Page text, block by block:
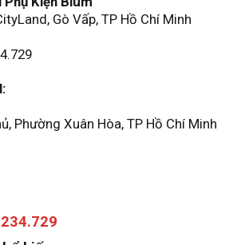
Gò Vấp, TP Hồ Chí Minh
Phường Xuân Hòa, TP Hồ Chí Minh